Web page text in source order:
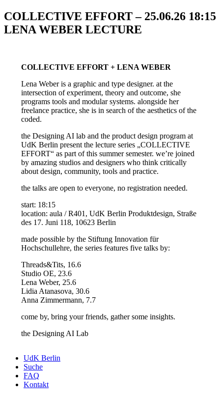
COLLECTIVE EFFORT – 25.06.26 18:15
LENA WEBER LECTURE
COLLECTIVE EFFORT + LENA WEBER
Lena Weber is a graphic and type designer. at the
intersection of experiment, theory and outcome, she
programs tools and modular systems. alongside her
freelance practice, she is in search of the aesthetics of the
coded.
the Designing AI lab and the product design program at
UdK Berlin present the lecture series „COLLECTIVE
EFFORT“ as part of this summer semester. we’re joined
by amazing studios and designers who think critically
about design, community, tools and practice.
the talks are open to everyone, no registration needed.
start: 18:15
location: aula / R401, UdK Berlin Produktdesign, Straße
des 17. Juni 118, 10623 Berlin
made possible by the Stiftung Innovation für
Hochschullehre, the series features five talks by:
Threads&Tits, 16.6
Studio OE, 23.6
Lena Weber, 25.6
Lidia Atanasova, 30.6
Anna Zimmermann, 7.7
come by, bring your friends, gather some insights.
the Designing AI Lab
UdK Berlin
Suche
FAQ
Kontakt